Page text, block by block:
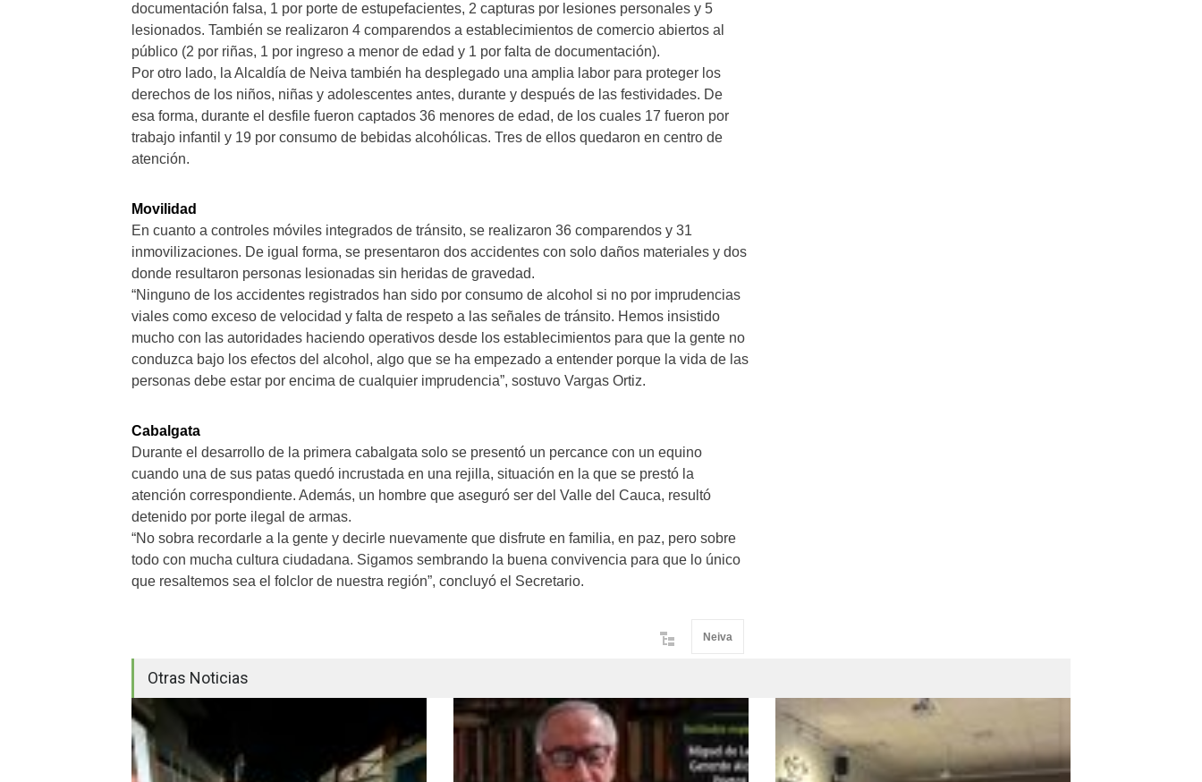
documentación falsa, 1 por porte de estupefacientes, 2 capturas por lesiones personales y 5
lesionados. También se realizaron 4 comparendos a establecimientos de comercio abiertos al
público (2 por riñas, 1 por ingreso a menor de edad y 1 por falta de documentación).
Por otro lado, la Alcaldía de Neiva también ha desplegado una amplia labor para proteger los
derechos de los niños, niñas y adolescentes antes, durante y después de las festividades. De
esa forma, durante el desfile fueron captados 36 menores de edad, de los cuales 17 fueron por
trabajo infantil y 19 por consumo de bebidas alcohólicas. Tres de ellos quedaron en centro de
atención.
Movilidad
En cuanto a controles móviles integrados de tránsito, se realizaron 36 comparendos y 31
inmovilizaciones. De igual forma, se presentaron dos accidentes con solo daños materiales y dos
donde resultaron personas lesionadas sin heridas de gravedad.
“Ninguno de los accidentes registrados han sido por consumo de alcohol si no por imprudencias
viales como exceso de velocidad y falta de respeto a las señales de tránsito. Hemos insistido
mucho con las autoridades haciendo operativos desde los establecimientos para que la gente no
conduzca bajo los efectos del alcohol, algo que se ha empezado a entender porque la vida de las
personas debe estar por encima de cualquier imprudencia”, sostuvo Vargas Ortiz.
Cabalgata
Durante el desarrollo de la primera cabalgata solo se presentó un percance con un equino
cuando una de sus patas quedó incrustada en una rejilla, situación en la que se prestó la
atención correspondiente. Además, un hombre que aseguró ser del Valle del Cauca, resultó
detenido por porte ilegal de armas.
“No sobra recordarle a la gente y decirle nuevamente que disfrute en familia, en paz, pero sobre
todo con mucha cultura ciudadana. Sigamos sembrando la buena convivencia para que lo único
que resaltemos sea el folclor de nuestra región”, concluyó el Secretario.
Neiva
Otras Noticias